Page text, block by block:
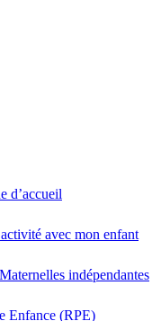
d’accueil
avec mon enfant
indépendantes
Enfance (RPE)